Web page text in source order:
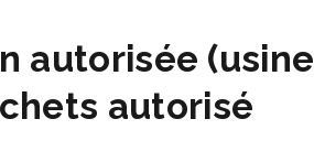
autorisée (usine
autorisé